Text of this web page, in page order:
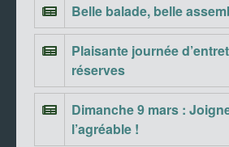
Belle balade, belle
Plaisante journée
réserves
Dimanche 9 mars :
l’agréable !